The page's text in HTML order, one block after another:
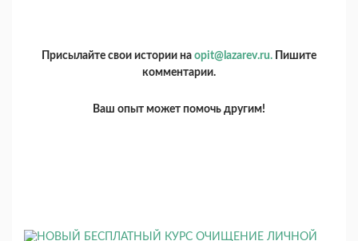
Присылайте свои истории на opit@lazarev.ru. Пишите
комментарии.
Ваш опыт может помочь другим!